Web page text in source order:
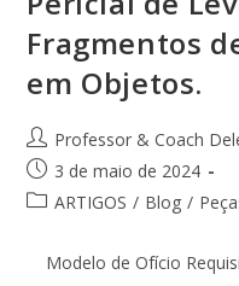
Fragmentos
em Objetos.
Professor & Coach
3 de maio de 2024
ARTIGOS / Blog /
Modelo de Ofício